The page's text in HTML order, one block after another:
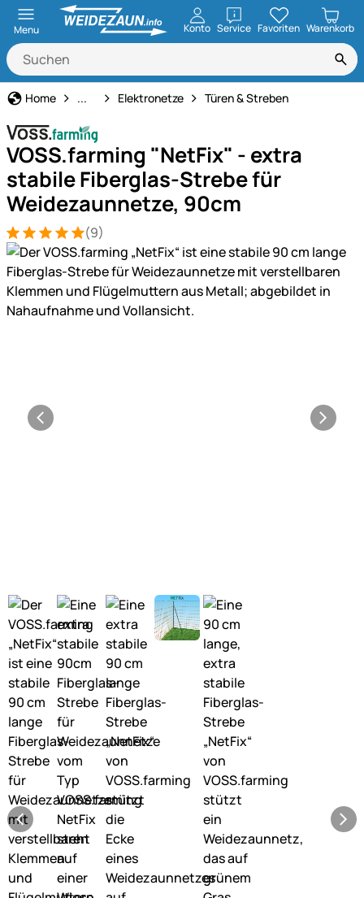
Menu Konto ServiceöffnenFavoriten Warenkorb
Home Weidezaun
... Elektronetze Türen & Streben
VOSS.farming "NetFix" - extra
stabile Fiberglas-Strebe für
Weidezaunnetze, 90cm
Bewertung: 5 von 5 (9 Bewertungen)
9 Bewertungen
(9)
Produktgalerie